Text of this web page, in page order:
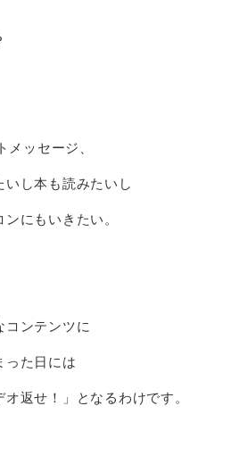
ッセージ、
いし本も読みたいし
にもいきたい。
コンテンツに
った日には
オ返せ！」となるわけです。